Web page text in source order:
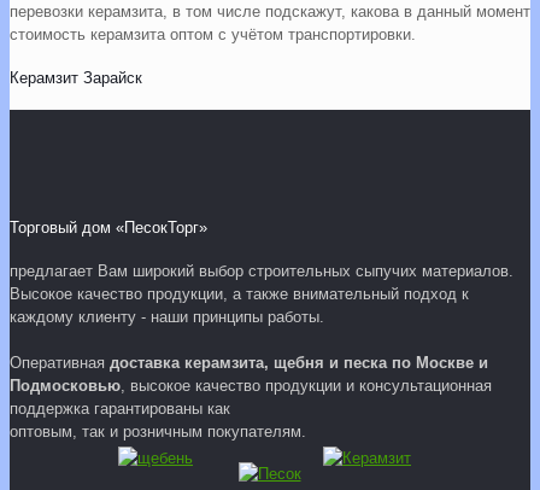
перевозки керамзита, в том числе подскажут, какова в данный момент
стоимость керамзита оптом с учётом транспортировки.
Керамзит Зарайск
Торговый дом «ПесокТорг»
предлагает Вам широкий выбор строительных сыпучих материалов.
Высокое качество продукции, а также внимательный подход к
каждому клиенту - наши принципы работы.
Оперативная доставка керамзита, щебня и песка по Москве и
Подмосковью, высокое качество продукции и консультационная
поддержка гарантированы как
оптовым, так и розничным покупателям.